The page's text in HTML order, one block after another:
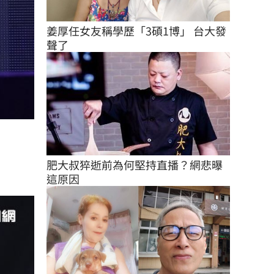
姜厚任女友稱學歷「3碩1博」 台大發
聲了
肥大叔猝逝前為何堅持直播？網悲曝
這原因